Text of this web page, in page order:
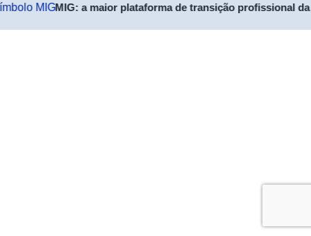
MIG: a maior plataforma de transição profissional da